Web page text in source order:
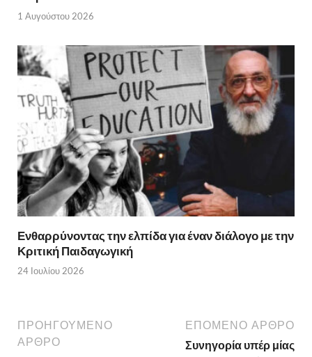
1 Αυγούστου 2026
Ενθαρρύνοντας την ελπίδα για έναν διάλογο με την
Κριτική Παιδαγωγική
24 Ιουλίου 2026
ΠΡΟΗΓΟΥΜΕΝΟ
ΑΡΘΡΟ
ΕΠΟΜΕΝΟ ΑΡΘΡΟ
Συνηγορία υπέρ μίας